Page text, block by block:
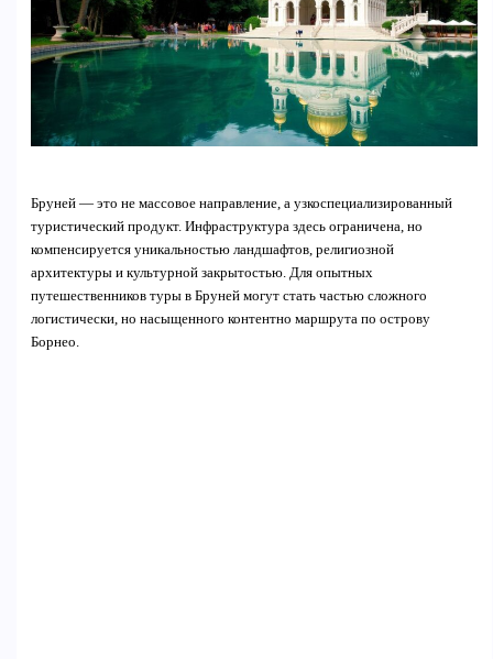
Бруней — это не массовое направление, а узкоспециализированный
туристический продукт. Инфраструктура здесь ограничена, но
компенсируется уникальностью ландшафтов, религиозной
архитектуры и культурной закрытостью. Для опытных
путешественников туры в Бруней могут стать частью сложного
логистически, но насыщенного контентно маршрута по острову
Борнео.